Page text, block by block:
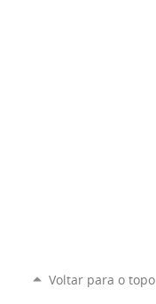
Voltar para o topo